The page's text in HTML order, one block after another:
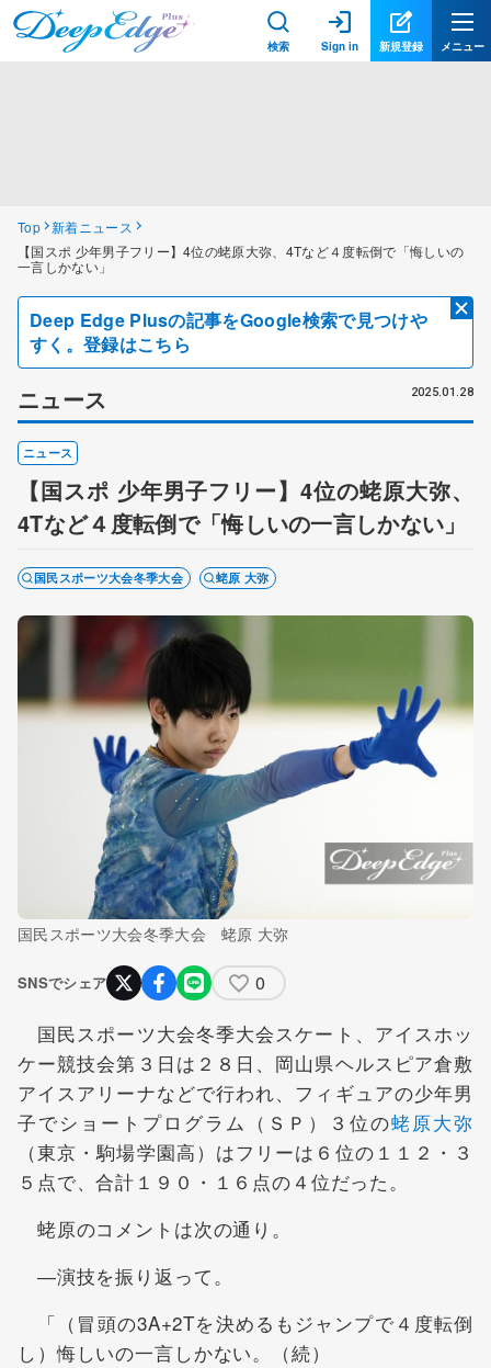
検索 Sign in 新規登録 メニュー
Top 新着ニュース
【国スポ 少年男子フリー】4位の蛯原大弥、4Tなど４度転倒で「悔しいの
一言しかない」
Deep Edge Plusの記事をGoogle検索で見つけや
すく。登録はこちら
ニュース 2025.01.28
ニュース
【国スポ 少年男子フリー】4位の蛯原大弥、
4Tなど４度転倒で「悔しいの一言しかない」
国民スポーツ大会冬季大会 蛯原 大弥
国民スポーツ大会冬季大会 蛯原 大弥
SNSでシェア 0
国民スポーツ大会冬季大会スケート、アイスホッ
ケー競技会第３日は２８日、岡山県ヘルスピア倉敷
アイスアリーナなどで行われ、フィギュアの少年男
子でショートプログラム（ＳＰ）３位の蛯原大弥
（東京・駒場学園高）はフリーは６位の１１２・３
５点で、合計１９０・１６点の４位だった。
蛯原のコメントは次の通り。
―演技を振り返って。
「（冒頭の3A+2Tを決めるもジャンプで４度転倒
し）悔しいの一言しかない。（続）